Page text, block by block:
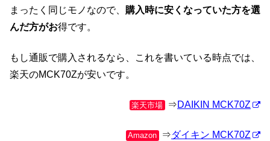
まったく同じモノなので、 購入時に安くなっていた方を選
んだ方がお得です。
もし通販で購入されるなら、これを書いている時点では、
楽天のMCK70Zが安いです。
楽天市場 ⇒DAIKIN MCK70Z
Amazon ⇒ダイキン MCK70Z